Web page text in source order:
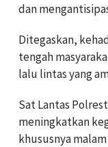
dan
Ditegaskan,
tengah
lalu lintas yang
Sat Lantas
meningkatkan
khususnya